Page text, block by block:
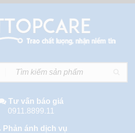
Tư vấn báo giá
0911.8899.11
Phản ánh dịch vụ